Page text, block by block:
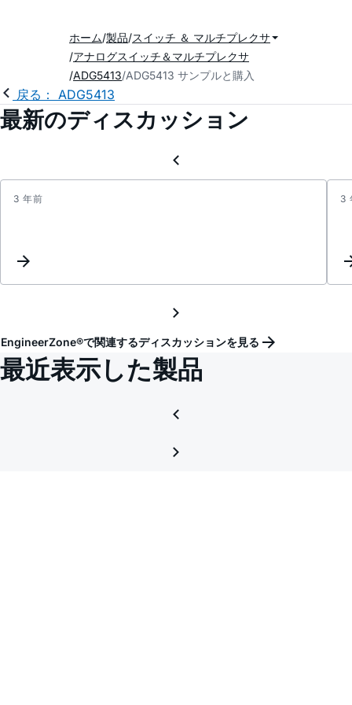
ホーム 製品 スイッチ ＆ マルチプレクサ
アナログスイッチ＆マルチプレクサ
ADG5413 ADG5413 サンプルと購入
戻る： ADG5413
最新のディスカッション
3 年前 3
EngineerZone®で関連するディスカッションを見る
最近表示した製品